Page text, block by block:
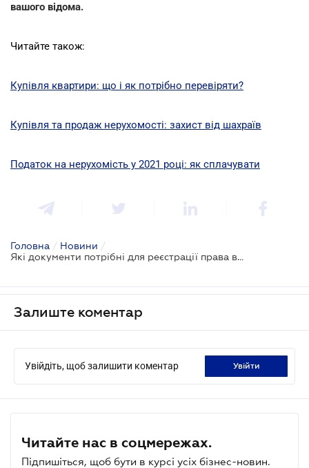
вашого відома.
Читайте також:
Купівля квартири: що і як потрібно перевіряти?
Купівля та продаж нерухомості: захист від шахраїв
Податок на нерухомість у 2021 році: як сплачувати
Головна / Новини /
Які документи потрібні для реєстрації права власності в новобудові
Залиште коментар
Увійдіть, щоб залишити коментар увійти
Читайте нас в соцмережах.
Підпишіться, щоб бути в курсі усіх бізнес-новин.